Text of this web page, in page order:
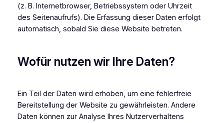
(z. B. Internetbrowser, Betriebssystem oder Uhrzeit
des Seitenaufrufs). Die Erfassung dieser Daten erfolgt
automatisch, sobald Sie diese Website betreten.
Wofür nutzen wir Ihre Daten?
Ein Teil der Daten wird erhoben, um eine fehlerfreie
Bereitstellung der Website zu gewährleisten. Andere
Daten können zur Analyse Ihres Nutzerverhaltens